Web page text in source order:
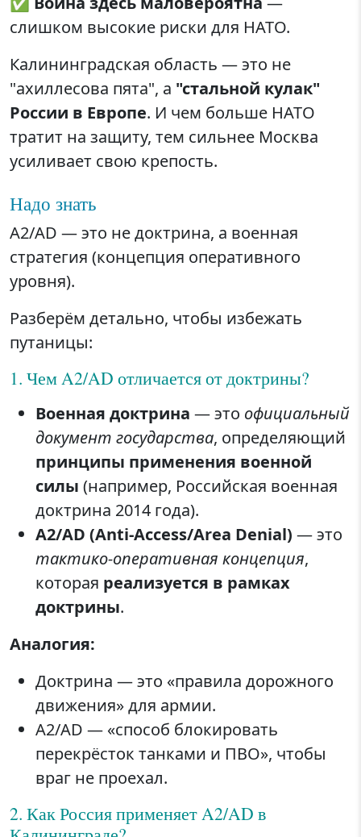
слишком высокие риски для НАТО.
Калининградская область — это не
"ахиллесова пята", а "стальной кулак"
России в Европе. И чем больше НАТО
тратит на защиту, тем сильнее Москва
усиливает свою крепость.
Надо знать
A2/AD — это не доктрина, а военная
стратегия (концепция оперативного
уровня).
Разберём детально, чтобы избежать
путаницы:
1. Чем A2/AD отличается от доктрины?
Военная доктрина — это официальный
документ государства, определяющий
принципы применения военной
силы (например, Российская военная
доктрина 2014 года).
A2/AD (Anti-Access/Area Denial) — это
тактико-оперативная концепция,
которая реализуется в рамках
доктрины.
Аналогия:
Доктрина — это «правила дорожного
движения» для армии.
A2/AD — «способ блокировать
перекрёсток танками и ПВО», чтобы
враг не проехал.
2. Как Россия применяет A2/AD в